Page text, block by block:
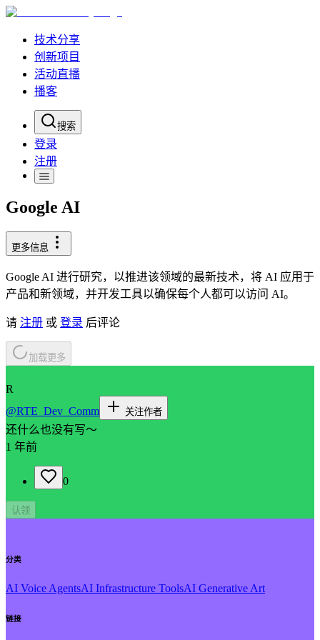
技术分享
创新项目
活动直播
播客
搜索
登录
注册
Google AI
更多信息
Google AI 进行研究，以推进该领域的最新技术，将 AI 应用于
产品和新领域，并开发工具以确保每个人都可以访问 AI。
请 注册 或 登录 后评论
加载更多
R
@RTE_Dev_Comm 关注作者
还什么也没有写～
1 年前
0
认领
分类
AI Voice AgentsAI Infrastructure ToolsAI Generative Art
链接